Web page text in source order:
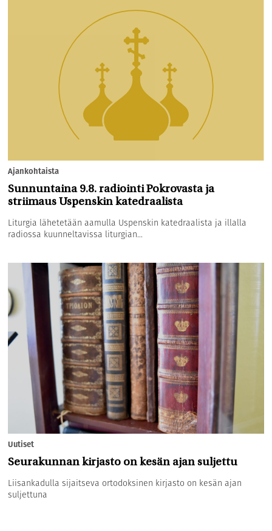
Ajankohtaista
Sunnuntaina 9.8. radiointi Pokrovasta ja
striimaus Uspenskin katedraalista
Liturgia lähetetään aamulla Uspenskin katedraalista ja illalla
radiossa kuunneltavissa liturgian...
Uutiset
Seurakunnan kirjasto on kesän ajan suljettu
Liisankadulla sijaitseva ortodoksinen kirjasto on kesän ajan
suljettuna